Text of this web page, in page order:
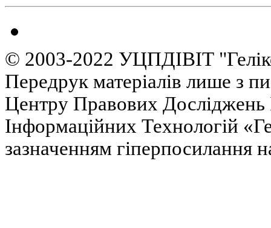
© 2003-2022 УЦПДІВІТ
Передрук матеріалів лише з
Центру Правових Досліджень
Інформаційних Технологій
зазначенням гіперпосилання